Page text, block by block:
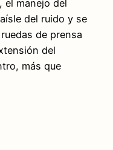
el manejo del
del ruido y se
de prensa
del
más que